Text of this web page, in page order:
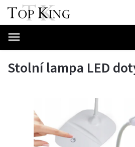
Stolní lampa LED